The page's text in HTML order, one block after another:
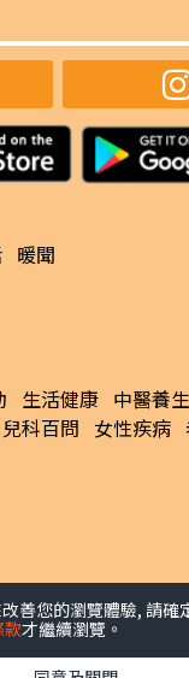
暖聞
生活健康 中醫養生
兒科百問 女性疾病
善您的瀏覽體驗, 請確
款才繼續瀏覽。